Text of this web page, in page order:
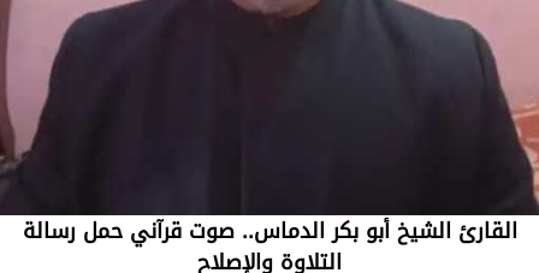
القارئ الشيخ أبو بكر الدماس.. صوت قرآني حمل رسالة
التلاوة والإصلاح